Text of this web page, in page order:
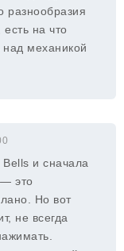
разнообразия
на что
над механикой
и сначала
— это
Но вот
не всегда